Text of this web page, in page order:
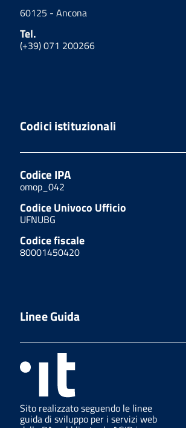
60125 - Ancona
Tel.
(+39) 071 200266
Codici istituzionali
Codice IPA
omop_042
Codice Univoco Ufficio
UFNUBG
Codice fiscale
80001450420
Linee Guida
Sito realizzato seguendo le linee
guida di sviluppo per i servizi web